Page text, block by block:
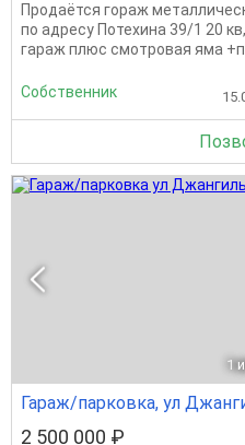
Продаётся гораж
по адресу Потехина 39/1 20
гараж плюс смотровая яма
Собственник
1
Гараж/парковка, ул
2 500 000 ₽